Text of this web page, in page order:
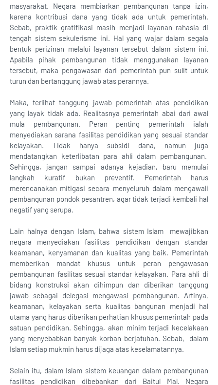
masyarakat. Negara membiarkan pembangunan tanpa izin,
karena kontribusi dana yang tidak ada untuk pemerintah.
Sebab, praktik gratifikasi masih menjadi layanan rahasia di
tengah sistem sekulerisme ini. Hal yang wajar dalam segala
bentuk perizinan melalui layanan tersebut dalam sistem ini.
Apabila pihak pembangunan tidak menggunakan layanan
tersebut, maka pengawasan dari pemerintah pun sulit untuk
turun dan bertanggung jawab atas perannya.
Maka, terlihat tanggung jawab pemerintah atas pendidikan
yang layak tidak ada. Realitasnya pemerintah abai dari awal
mula pembangunan. Peran penting pemerintah ialah
menyediakan sarana fasilitas pendidikan yang sesuai standar
kelayakan. Tidak hanya subsidi dana, namun juga
mendatangkan keterlibatan para ahli dalam pembangunan.
Sehingga, jangan sampai adanya kejadian, baru memulai
langkah kuratif bukan preventif. Pemerintah harus
merencanakan mitigasi secara menyeluruh dalam mengawali
pembangunan pondok pesantren, agar tidak terjadi kembali hal
negatif yang serupa.
Lain halnya dengan Islam, bahwa sistem Islam mewajibkan
negara menyediakan fasilitas pendidikan dengan standar
keamanan, kenyamanan dan kualitas yang baik. Pemerintah
memberikan mandat khusus untuk peran pengawasan
pembangunan fasilitas sesuai standar kelayakan. Para ahli di
bidang konstruksi akan dihimpun dan diberikan tanggung
jawab sebagai delegasi mengawasi pembangunan. Artinya,
keamanan, kelayakan serta kualitas bangunan menjadi hal
utama yang harus diberikan perhatian khusus pemerintah pada
satuan pendidikan. Sehingga, akan minim terjadi kecelakaan
yang menyebabkan banyak korban berjatuhan. Sebab, dalam
Islam setiap mukmin harus dijaga atas keselamatannya.
Selain itu, dalam Islam sistem keuangan dalam pembangunan
fasilitas pendidikan dibebankan dari Baitul Mal. Negara